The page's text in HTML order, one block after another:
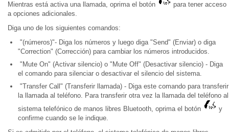
Mientras está activa una llamada, oprima el botón
para tener acceso
a opciones adicionales.
Diga uno de los siguientes comandos:
"(números)"- Diga los números y luego diga "Send" (Enviar) o diga
"Correction" (Corrección) para cambiar los números introducidos.
"Mute On" (Activar silencio) o "Mute Off" (Desactivar silencio) - Diga
el comando para silenciar o desactivar el silencio del sistema.
"Transfer Call" (Transferir llamada) - Diga este comando para transferir
la llamada al teléfono. Para transferir otra vez la llamada del teléfono al
sistema telefónico de manos libres Bluetooth, oprima el botón
y
confirme cuando se le indique.